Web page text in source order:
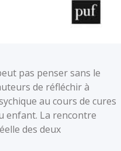
pas penser sans le
de réfléchir à
au cours de cures
enfant. La rencontre
des deux